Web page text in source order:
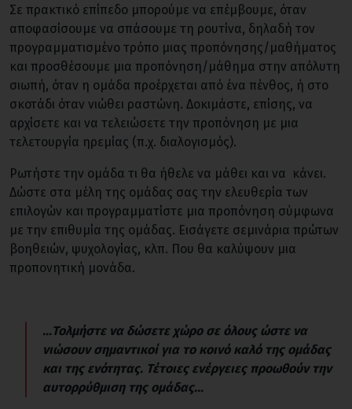
Σε πρακτικό επίπεδο μπορούμε να επέμβουμε, όταν
αποφασίσουμε να σπάσουμε τη ρουτίνα, δηλαδή τον
προγραμματισμένο τρόπο μιας προπόνησης/μαθήματος
και προσθέσουμε μια προπόνηση/μάθημα στην απόλυτη
σιωπή, όταν η ομάδα προέρχεται από ένα πένθος, ή στο
σκοτάδι όταν νιώθει ραστώνη. Δοκιμάστε, επίσης, να
αρχίσετε και να τελειώσετε την προπόνηση με μια
τελετουργία ηρεμίας (π.χ. διαλογισμός).
Ρωτήστε την ομάδα τι θα ήθελε να μάθει και να κάνει.
Δώστε στα μέλη της ομάδας σας την ελευθερία των
επιλογών και προγραμματίστε μια προπόνηση σύμφωνα
με την επιθυμία της ομάδας. Εισάγετε σεμινάρια πρώτων
βοηθειών, ψυχολογίας, κλπ. Που θα καλύψουν μια
προπονητική μονάδα.
...Τολμήστε να δώσετε χώρο σε όλους ώστε να
νιώσουν σημαντικοί για το κοινό καλό της ομάδας
και της ενότητας. Τέτοιες ενέργειες προωθούν την
αυτορρύθμιση της ομάδας...